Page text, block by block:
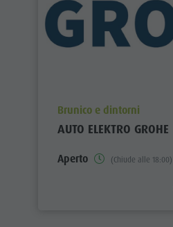
aria.poi_location_prefix
Brunico e dintorni
AUTO ELEKTRO GROHE
Aperto (Chiude alle 18:00)